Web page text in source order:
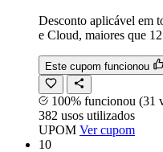
Desconto aplicável em
e Cloud, maiores que
Este cupom funcionou
100% funcionou (31
382 usos utilizados
UPOM Ver cupom
10